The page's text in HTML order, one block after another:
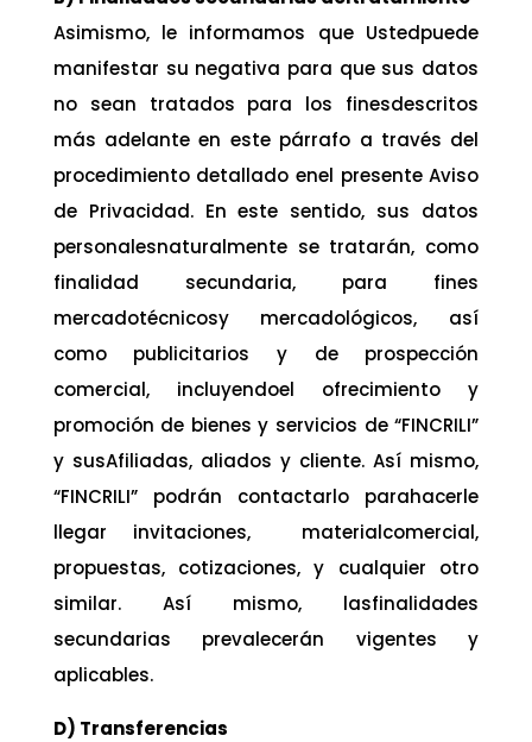
Asimismo, le informamos que Ustedpuede
manifestar su negativa para que sus datos
no sean tratados para los finesdescritos
más adelante en este párrafo a través del
procedimiento detallado enel presente Aviso
de Privacidad. En este sentido, sus datos
personalesnaturalmente se tratarán, como
finalidad secundaria, para fines
mercadotécnicosy mercadológicos, así
como publicitarios y de prospección
comercial, incluyendoel ofrecimiento y
promoción de bienes y servicios de “FINCRILI”
y susAfiliadas, aliados y cliente. Así mismo,
“FINCRILI” podrán contactarlo parahacerle
llegar invitaciones, materialcomercial,
propuestas, cotizaciones, y cualquier otro
similar. Así mismo, lasfinalidades
secundarias prevalecerán vigentes y
aplicables.
D) Transferencias